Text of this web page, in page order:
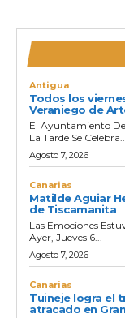
Antigua
Todos los
Veraniego de
El Ayuntamiento
La Tarde Se
Agosto 7, 2026
Canarias
Matilde Aguiar
de Tiscamanita
Las Emociones
Ayer, Jueves 6...
Agosto 7, 2026
Canarias
Tuineje logra el
atracado en